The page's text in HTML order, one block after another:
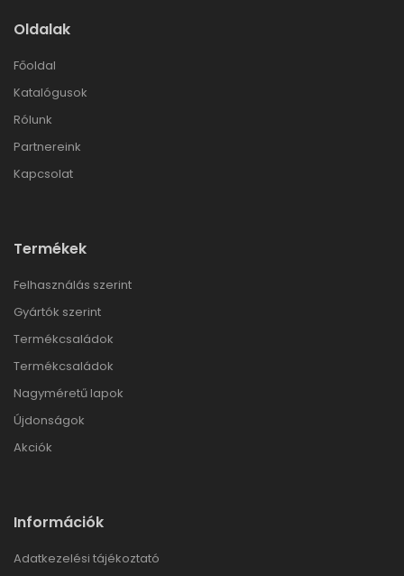
Oldalak
Főoldal
Katalógusok
Rólunk
Partnereink
Kapcsolat
Termékek
Felhasználás szerint
Gyártók szerint
Termékcsaládok
Termékcsaládok
Nagyméretű lapok
Újdonságok
Akciók
Információk
Adatkezelési tájékoztató